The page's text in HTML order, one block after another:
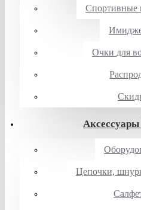
Очки для
Аксессуары
Цепочки,